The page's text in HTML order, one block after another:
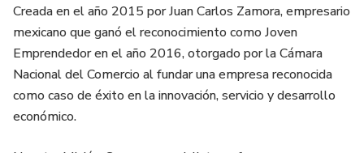
Creada en el año 2015 por Juan Carlos Zamora, empresario
mexicano que ganó el reconocimiento como Joven
Emprendedor en el año 2016, otorgado por la Cámara
Nacional del Comercio al fundar una empresa reconocida
como caso de éxito en la innovación, servicio y desarrollo
económico.